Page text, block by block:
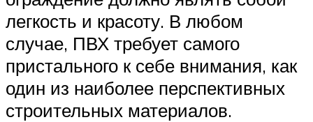
легкость и красоту. В любом
случае, ПВХ требует самого
пристального к себе внимания, как
один из наиболее перспективных
строительных материалов.